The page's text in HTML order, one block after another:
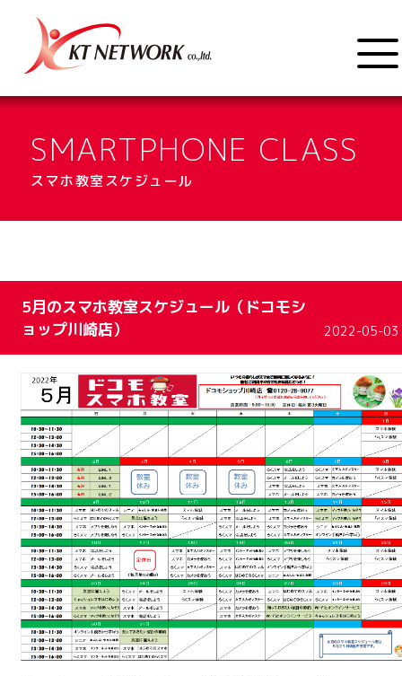
SMARTPHONE CLASS
スマホ教室スケジュール
5月のスマホ教室スケジュール（ドコモシ
ョップ川崎店）
2022-05-03